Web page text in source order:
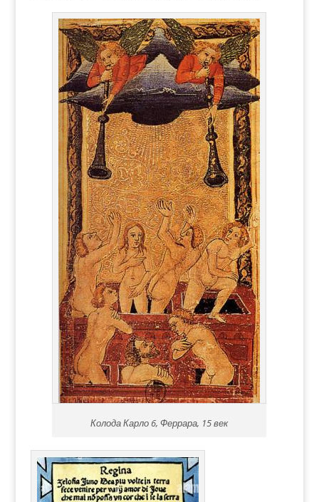
Колода Карло 6, Феррара, 15 век